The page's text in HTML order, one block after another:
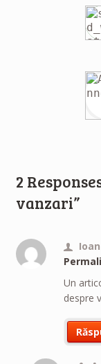
2
vanzari”
Un
despre